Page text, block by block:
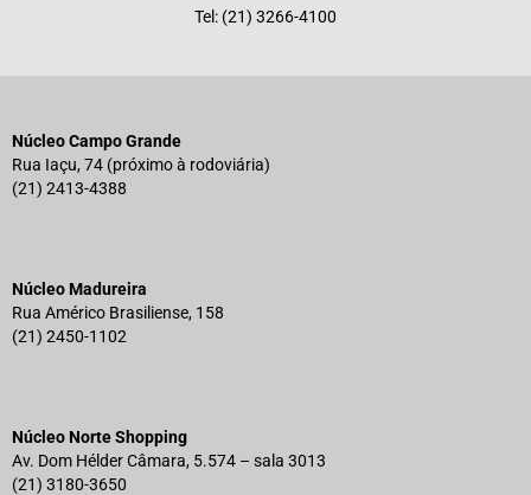
Tel: (21) 3266-4100
Núcleo Campo Grande
Rua Iaçu, 74 (próximo à rodoviária)
(21) 2413-4388
Núcleo Madureira
Rua Américo Brasiliense, 158
(21) 2450-1102
Núcleo Norte Shopping
Av. Dom Hélder Câmara, 5.574 – sala 3013
(21) 3180-3650